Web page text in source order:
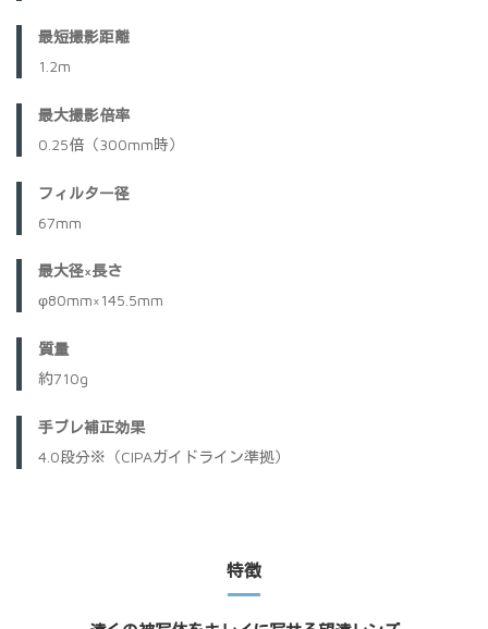
最短撮影距離
1.2m
最大撮影倍率
0.25倍（300mm時）
フィルター径
67mm
最大径×長さ
φ80mm×145.5mm
質量
約710g
手ブレ補正効果
4.0段分※（CIPAガイドライン準拠）
特徴